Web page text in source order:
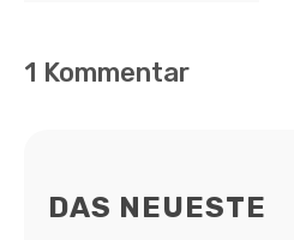
1 Kommentar
DAS NEUESTE